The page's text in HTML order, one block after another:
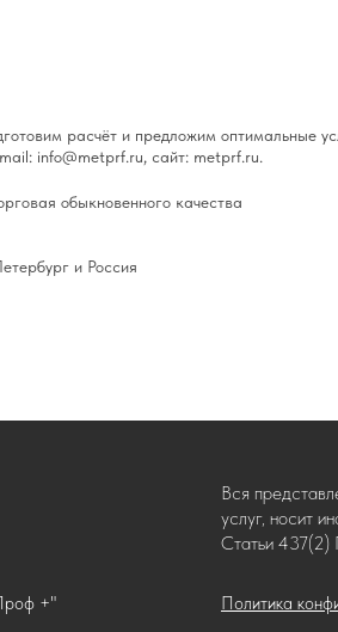
расчёт и предложим оптимальные
info@metprf.ru, сайт: metprf.ru.
обыкновенного качества
и Россия
Политика
+"
Вся
услуг, носит
Статьи 437(2)